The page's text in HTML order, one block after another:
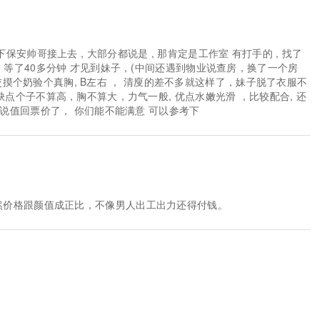
安帅哥接上去 , 大部分都说是 , 那肯定是工作室 有打手的 , 找了
了40多分钟 才见到妹子，(中间还遇到物业说查房，换了一个房
个奶验个真胸, B左右 ， 清廋的差不多就这样了，妹子脱了衣服不
个子不算高，胸不算大，力气一般, 优点水嫩光滑 ，比较配合, 还
值回票价了， 你们能不能满意 可以参考下
格跟颜值成正比，不像男人出工出力还得付钱。